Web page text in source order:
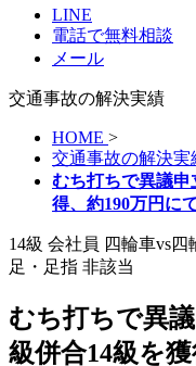
LINE
電話で無料相談
メール
交通事故の解決実績
HOME >
交通事故の解決実
むち打ちで異議申
得、約190万円に
14級 会社員 四輪車vs四
足・足指 非該当
むち打ちで異
級併合14級を